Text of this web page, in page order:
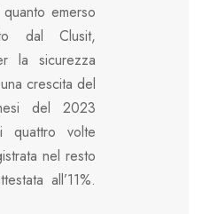
emerso
dal Clusit,
la sicurezza
crescita del
del 2023
quattro volte
nel resto
all’11%.